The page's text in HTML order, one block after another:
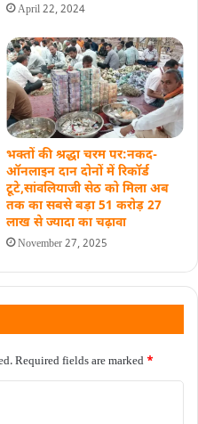
April 22, 2024
भक्तों की श्रद्धा चरम पर:नकद-
ऑनलाइन दान दोनों में रिकॉर्ड
टूटे,सांवलियाजी सेठ को मिला अब
तक का सबसे बड़ा 51 करोड़ 27
लाख से ज्‍यादा का चढ़ावा
November 27, 2025
Required fields are marked *